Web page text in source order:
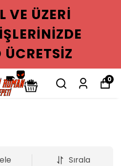
VE ÜZERI
0
Sırala